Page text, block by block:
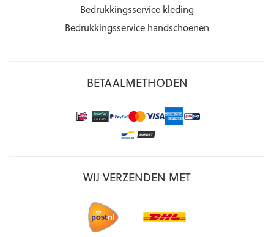
Bedrukkingsservice kleding
Bedrukkingsservice handschoenen
BETAALMETHODEN
WIJ VERZENDEN MET